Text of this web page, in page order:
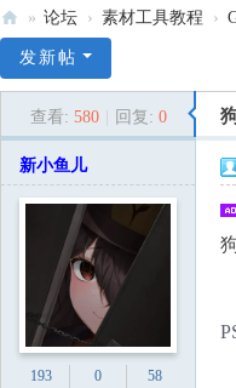
1
» 论坛 › 素材工具教程 ›
发新帖
查看: 580 回复: 0
新小鱼儿
193
0
58